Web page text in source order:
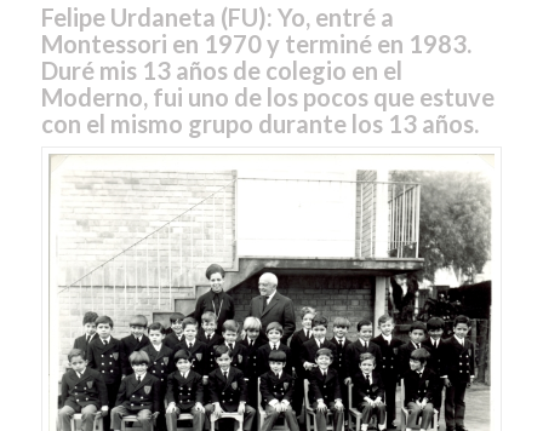
Felipe Urdaneta (FU): Yo, entré a
Montessori en 1970 y terminé en 1983.
Duré mis 13 años de colegio en el
Moderno, fui uno de los pocos que estuve
con el mismo grupo durante los 13 años.